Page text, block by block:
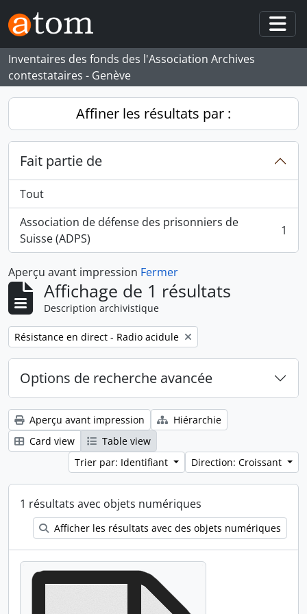
Skip to main content
Inventaires des fonds des l'Association Archives
contestataires - Genève
Affiner les résultats par :
Fait partie de
Tout
Association de défense des prisonniers de
Suisse (ADPS)
, 1 résultats 1
Aperçu avant impression Fermer
Affichage de 1 résultats
Description archivistique
Remove filter:
Résistance en direct - Radio acidule
Options de recherche avancée
Aperçu avant impression
Hiérarchie
Card view
Table view
Trier par: Identifiant
Direction: Croissant
1 résultats avec objets numériques
Afficher les résultats avec des objets numériques